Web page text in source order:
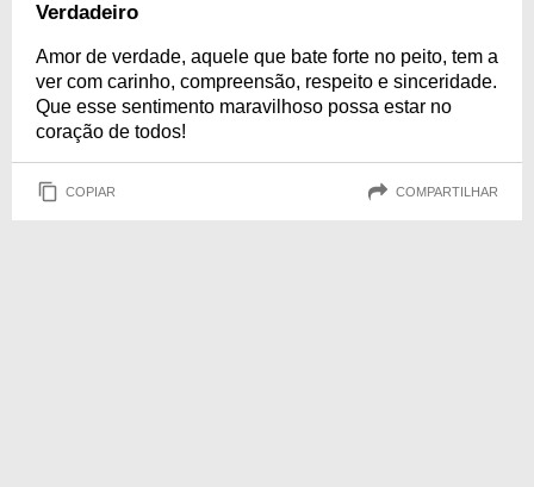
Verdadeiro
Amor de verdade, aquele que bate forte no peito, tem a
ver com carinho, compreensão, respeito e sinceridade.
Que esse sentimento maravilhoso possa estar no
coração de todos!
COPIAR COMPARTILHAR